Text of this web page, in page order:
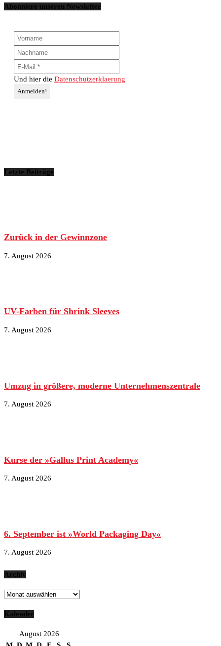
Abonniere unseren Newsletter
Und hier die Datenschutzerklaerung
Letzte Beiträge
Zurück in der Gewinnzone
7. August 2026
UV-Farben für Shrink Sleeves
7. August 2026
Umzug in größere, moderne Unternehmenszentrale
7. August 2026
Kurse der »Gallus Print Academy«
7. August 2026
6. September ist »World Packaging Day«
7. August 2026
Archiv
Archiv
Kalender
August 2026